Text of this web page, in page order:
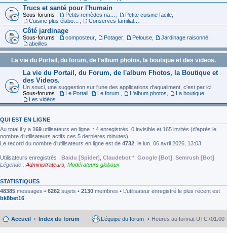
Trucs et santé pour l'humain
Sous-forums : Petite cuisine facile
Côté jardinage
Sous-forums : composteur Potager Pelouse Jardinage raisonné
abeilles
La vie du Portail, du forum, de l'album photos, la boutique et des videos.
La vie du Portail, du Forum, de l'album Fhotos, la Boutique et
des Videos.
Un souci, une suggestion sur l'une des applications d'aqualiment, c'est par ici.
Sous-forums :
Le Portail Le forum. L'album photos La boutique
Les vidéos
QUI EST EN LIGNE
Au total il y a 169 utilisateurs en ligne :: 4 enregistrés, 0 invisible et 165 invités (d’après le
nombre d’utilisateurs actifs ces 5 dernières minutes)
Le record du nombre d’utilisateurs en ligne est de 4732 , le lun. 06 avril 2026, 13:03
Utilisateurs enregistrés : Baidu [Spider] Claudebot * Google [Bot] Semrush [Bot]
Légende : Administrateurs Modérateurs globaux
STATISTIQUES
48385 messages • 6262 sujets • 2130 membres • L’utilisateur enregistré le plus récent est
bk8bet16
Accueil Index du forum Heures au format UTC+01:00
L’équipe du forum